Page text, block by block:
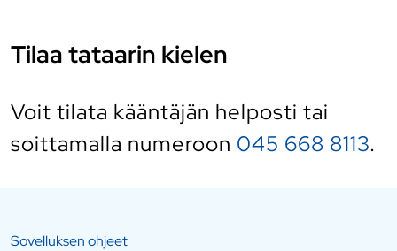
Tilaa tataarin kielen
Voit tilata kääntäjän helposti tai
soittamalla numeroon 045 668 8113.
Sovelluksen ohjeet